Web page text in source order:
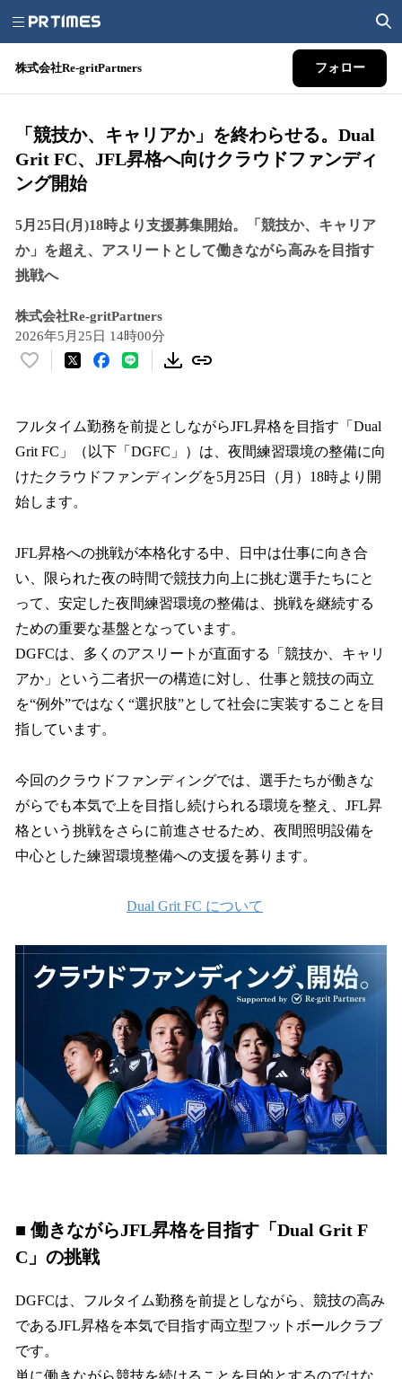
株式会社Re-gritPartners フォロー
「競技か、キャリアか」を終わらせる。Dual
Grit FC、JFL昇格へ向けクラウドファンディ
ング開始
5月25日(月)18時より支援募集開始。「競技か、キャリア
か」を超え、アスリートとして働きながら高みを目指す
挑戦へ
株式会社Re-gritPartners
2026年5月25日 14時00分
い
！
数
読
み
中
す
フルタイム勤務を前提としながらJFL昇格を目指す「Dual
Grit FC」（以下「DGFC」）は、夜間練習環境の整備に向
けたクラウドファンディングを5月25日（月）18時より開
始します。
JFL昇格への挑戦が本格化する中、日中は仕事に向き合
い、限られた夜の時間で競技力向上に挑む選手たちにと
って、安定した夜間練習環境の整備は、挑戦を継続する
ための重要な基盤となっています。
DGFCは、多くのアスリートが直面する「競技か、キャリ
アか」という二者択一の構造に対し、仕事と競技の両立
を“例外”ではなく“選択肢”として社会に実装することを目
指しています。
今回のクラウドファンディングでは、選手たちが働きな
がらでも本気で上を目指し続けられる環境を整え、JFL昇
格という挑戦をさらに前進させるため、夜間照明設備を
中心とした練習環境整備への支援を募ります。
Dual Grit FC について
■ 働きながらJFL昇格を目指す「Dual Grit F
C」の挑戦
DGFCは、フルタイム勤務を前提としながら、競技の高み
であるJFL昇格を本気で目指す両立型フットボールクラブ
です。
単に働きながら競技を続けることを目的とするのではな